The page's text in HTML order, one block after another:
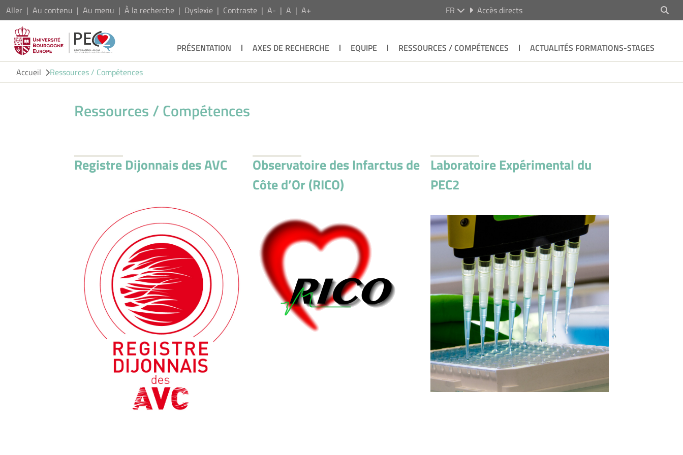
Aller Au contenu Au menu À la recherche Dyslexie Contraste A- A A+ FR Accès directs
PRÉSENTATION AXES DE RECHERCHE EQUIPE RESSOURCES / COMPÉTENCES
ACTUALITÉS FORMATIONS-STAGES
Accueil
Ressources / Compétences
Ressources / Compétences
Registre Dijonnais des AVC
Observatoire des Infarctus de
Côte d’Or (RICO)
Laboratoire Expérimental du
PEC2